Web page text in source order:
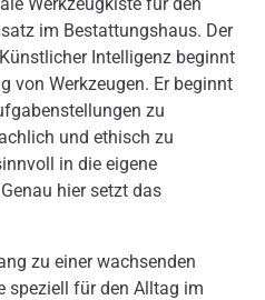
im Bestattungshaus. Der
Intelligenz beginnt
von Werkzeugen. Er beginnt
zu
und ethisch zu
in die eigene
hier setzt das
zu einer wachsenden
speziell für den Alltag im